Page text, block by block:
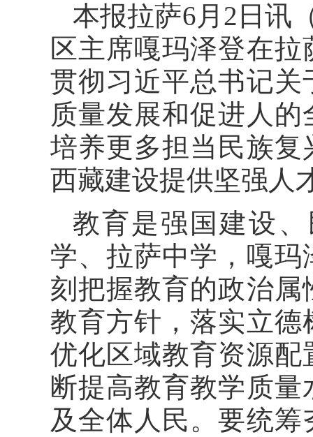
本报拉萨6月2日讯
区主席嘎玛泽登在
贯彻习近平总书记
质量发展和促进人
培养更多担当民族
西藏建设提供坚强人
教育是强国建设
学、拉萨中学，嘎
刻把握教育的政治
教育方针，落实立
优化区域教育资源
断提高教育教学质
及全体人民。要统